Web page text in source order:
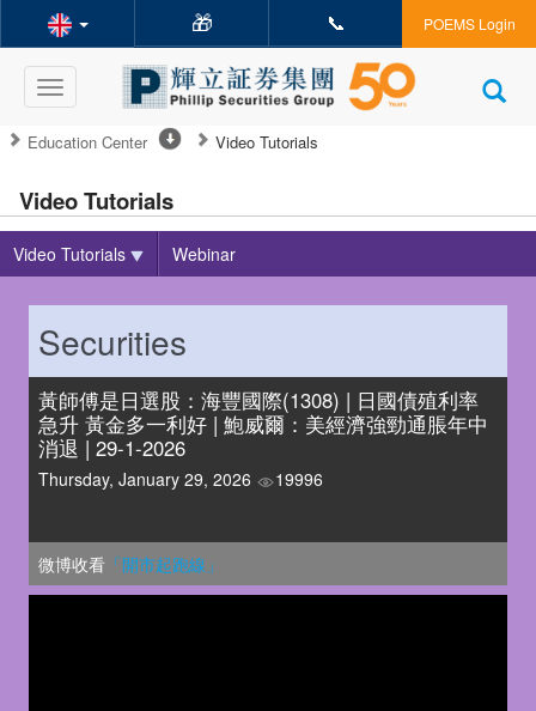
🎁 📞 POEMS Login
Toggle
navigation
Education Center Video Tutorials
Video Tutorials
Video Tutorials Webinar
Securities
黃師傅是日選股：海豐國際(1308) | 日國債殖利率
急升 黃金多一利好 | 鮑威爾：美經濟強勁通脹年中
消退 | 29-1-2026
Thursday, January 29, 2026 19996
微博收看 「開市起跑線」